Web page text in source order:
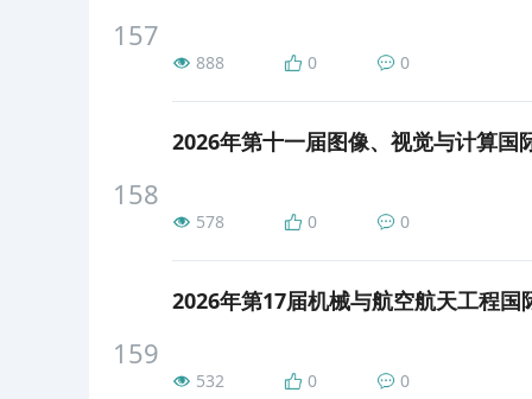
157
888 0 0
158
2026年第十一届图像、视觉与计算国
578 0 0
159
2026年第17届机械与航空航天工程国
532 0 0